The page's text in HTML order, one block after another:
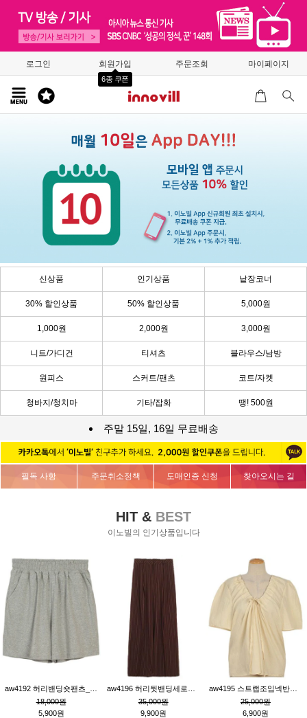
로그인 회원가입
6종 쿠폰
주문조회 마이페이지
신상품 인기상품 낱장코너
30% 할인상품 50% 할인상품 5,000원
1,000원 2,000원 3,000원
니트/가디건 티셔츠 블라우스/남방
원피스 스커트/팬츠 코트/자켓
청바지/청치마 기타/잡화 땡! 500원
주말 15일, 16일 무료배송
필독 사항 주문취소정책 도매인증 신청 찾아오시는 길
HIT & BEST
이노빌의 인기상품입니다
18,000원
5,900원
35,000원
9,900원
25,000원
6,900원